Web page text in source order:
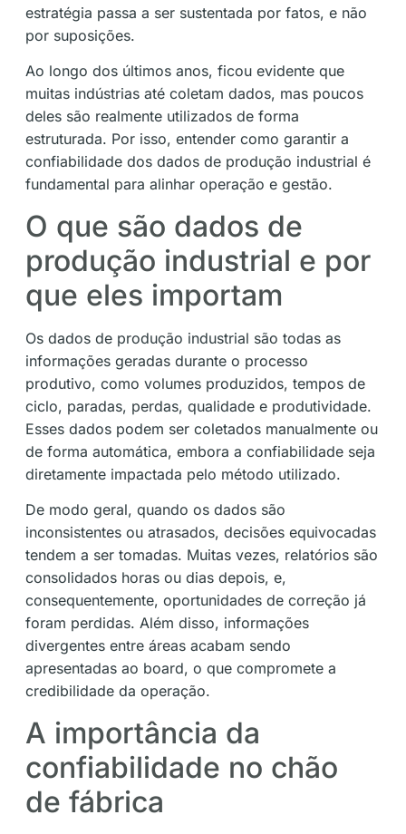
estratégia passa a ser sustentada por fatos, e não
por suposições.
Ao longo dos últimos anos, ficou evidente que
muitas indústrias até coletam dados, mas poucos
deles são realmente utilizados de forma
estruturada. Por isso, entender como garantir a
confiabilidade dos dados de produção industrial é
fundamental para alinhar operação e gestão.
O que são dados de
produção industrial e por
que eles importam
Os dados de produção industrial são todas as
informações geradas durante o processo
produtivo, como volumes produzidos, tempos de
ciclo, paradas, perdas, qualidade e produtividade.
Esses dados podem ser coletados manualmente ou
de forma automática, embora a confiabilidade seja
diretamente impactada pelo método utilizado.
De modo geral, quando os dados são
inconsistentes ou atrasados, decisões equivocadas
tendem a ser tomadas. Muitas vezes, relatórios são
consolidados horas ou dias depois, e,
consequentemente, oportunidades de correção já
foram perdidas. Além disso, informações
divergentes entre áreas acabam sendo
apresentadas ao board, o que compromete a
credibilidade da operação.
A importância da
confiabilidade no chão
de fábrica